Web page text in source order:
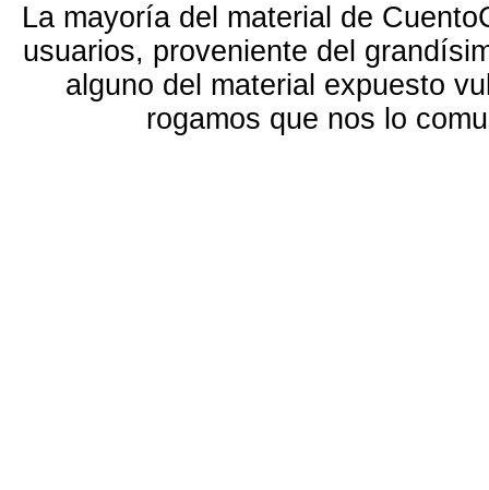
La mayoría del material de
usuarios, proveniente del
alguno del material expuesto
rogamos que nos lo